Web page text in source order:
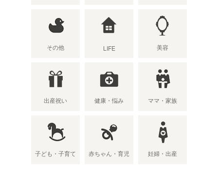
その他 LIFE 美容
出産祝い 健康・悩み ママ・家族
子ども・子育て 赤ちゃん・育児 妊婦・出産